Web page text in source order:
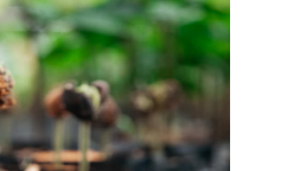
frijol
del frijol